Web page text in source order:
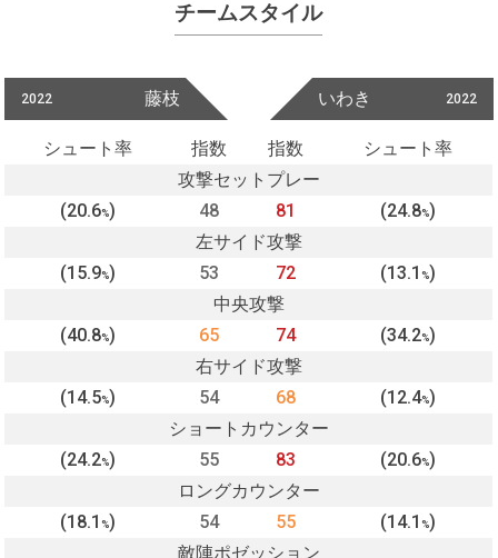
チームスタイル
2022 藤枝 2022
いわき
シュート率 指数 指数
シュート率
攻撃セットプレー
(20.6%) 48 81 (24.8%)
左サイド攻撃
(15.9%) 53 72 (13.1%)
中央攻撃
(40.8%) 65 74 (34.2%)
右サイド攻撃
(14.5%) 54 68 (12.4%)
ショートカウンター
(24.2%) 55 83 (20.6%)
ロングカウンター
(18.1%) 54 55 (14.1%)
敵陣ポゼッション